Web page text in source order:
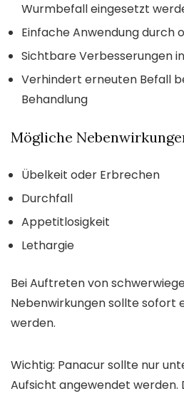
Wurmbefall eingesetzt
Einfache Anwendung durch
Sichtbare Verbesserungen
Verhindert erneuten Befall
Behandlung
Mögliche
Übelkeit oder Erbrechen
Durchfall
Appetitlosigkeit
Lethargie
Bei Auftreten von
Nebenwirkungen sollte sofort
werden.
Wichtig: Panacur sollte nur
Aufsicht angewendet werden.